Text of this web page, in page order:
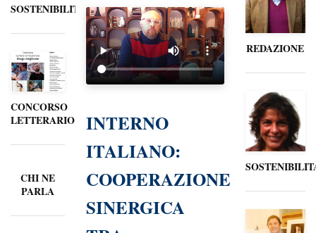
SOSTENIBILITÀ
CONCORSO
LETTERARIO
CHI NE
PARLA
INTERNO
ITALIANO:
COOPERAZIONE
SINERGICA
REDAZIONE